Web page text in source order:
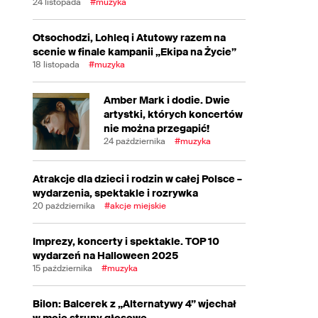
Otsochodzi, Lohleq i Atutowy razem na
scenie w finale kampanii „Ekipa na Życie”
18 listopada #muzyka
Amber Mark i dodie. Dwie
artystki, których koncertów
nie można przegapić!
24 października #muzyka
Atrakcje dla dzieci i rodzin w całej Polsce –
wydarzenia, spektakle i rozrywka
20 października #akcje miejskie
Imprezy, koncerty i spektakle. TOP 10
wydarzeń na Halloween 2025
15 października #muzyka
Bilon: Balcerek z „Alternatywy 4” wjechał